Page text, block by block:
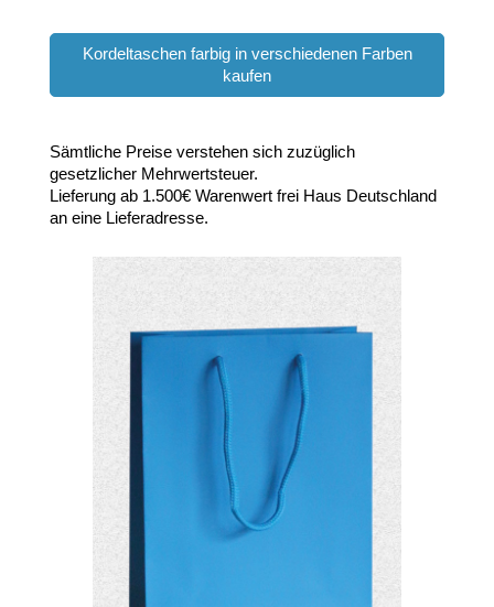
Kordeltaschen farbig in verschiedenen Farben
kaufen
Sämtliche Preise verstehen sich zuzüglich
gesetzlicher Mehrwertsteuer.
Lieferung ab 1.500€ Warenwert frei Haus Deutschland
an eine Lieferadresse.